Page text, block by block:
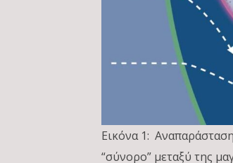
Εικόνα 1:
“σύνορο” μεταξύ της